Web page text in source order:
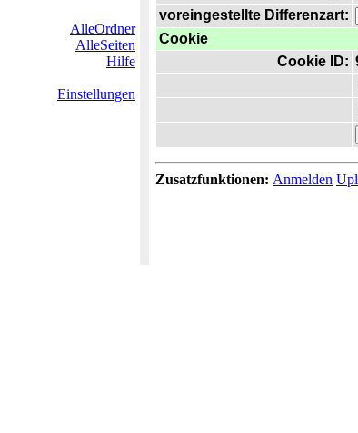
AlleOrdner
AlleSeiten
Hilfe
Einstellungen
voreingestellte Differenzart:
Cookie
Cookie ID:
Zusatzfunktionen: Anmelden